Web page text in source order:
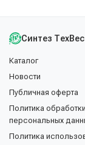
Синтез ТехВес
Каталог
Новости
Публичная оферта
Политика обработки
персональных
Политика